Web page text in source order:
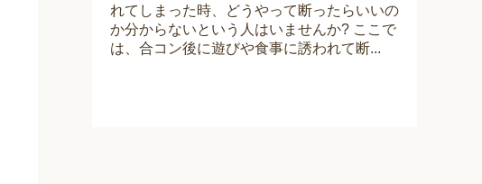
れてしまった時、どうやって断ったらいいの
か分からないという人はいませんか? ここで
は、合コン後に遊びや食事に誘われて断...